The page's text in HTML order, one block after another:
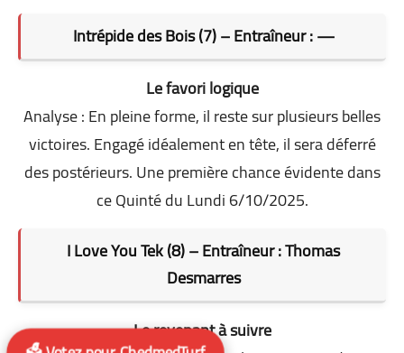
Intrépide des Bois (7) – Entraîneur : —
Le favori logique
Analyse : En pleine forme, il reste sur plusieurs belles
victoires. Engagé idéalement en tête, il sera déferré
des postérieurs. Une première chance évidente dans
ce Quinté du Lundi 6/10/2025.
I Love You Tek (8) – Entraîneur : Thomas
Desmarres
Le revenant à suivre